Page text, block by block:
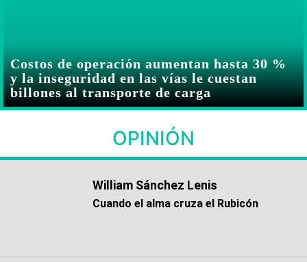
Costos de operación aumentan hasta 30 %
y la inseguridad en las vías le cuestan
billones al transporte de carga
OPINIÓN
William Sánchez Lenis
Cuando el alma cruza el Rubicón